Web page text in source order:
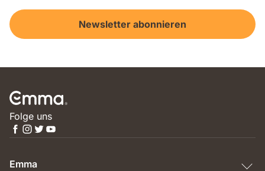
Newsletter abonnieren
Folge uns
Emma